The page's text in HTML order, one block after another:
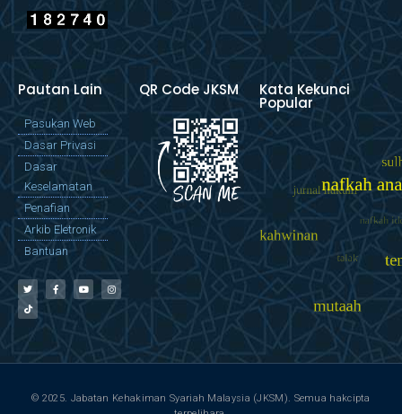
Pautan Lain
Pasukan Web
Dasar Privasi
Dasar
Keselamatan
Penafian
Arkib Eletronik
Bantuan
QR Code JKSM Kata Kekunci
Popular
© 2025. Jabatan Kehakiman Syariah Malaysia (JKSM). Semua hakcipta